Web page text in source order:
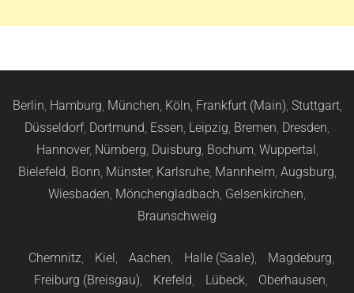
Berlin, Hamburg, München, Köln, Frankfurt (Main), Stuttgart,
Düsseldorf, Dortmund, Essen, Leipzig, Bremen, Dresden,
Hannover, Nürnberg, Duisburg, Bochum, Wuppertal,
Bielefeld, Bonn, Münster, Karlsruhe, Mannheim, Augsburg,
Wiesbaden, Mönchengladbach, Gelsenkirchen,
Braunschweig
Chemnitz, Kiel, Aachen, Halle (Saale), Magdeburg,
Freiburg (Breisgau), Krefeld, Lübeck, Oberhausen,